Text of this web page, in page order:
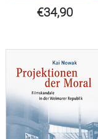
€34,90